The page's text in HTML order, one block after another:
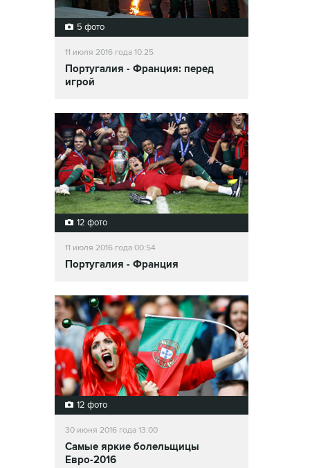
5 фото
11 июля 2016 года 10:25
Португалия - Франция: перед
игрой
12 фото
11 июля 2016 года 00:54
Португалия - Франция
12 фото
30 июня 2016 года 13:00
Самые яркие болельщицы
Евро-2016